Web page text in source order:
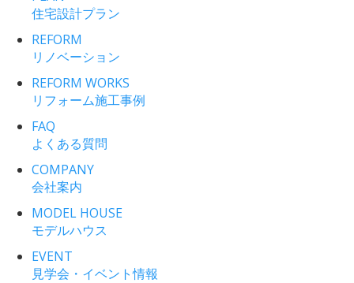
住宅設計プラン
REFORM
リノベーション
REFORM WORKS
リフォーム施工事例
FAQ
よくある質問
COMPANY
会社案内
MODEL HOUSE
モデルハウス
EVENT
見学会・イベント情報